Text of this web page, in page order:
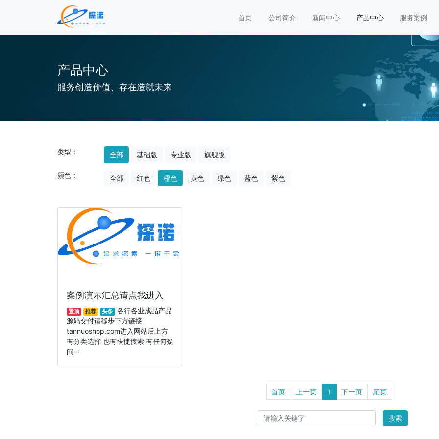
首页 公司简介 新闻中心 产品中心 服务案例
产品中心
服务创造价值、存在造就未来
类型： 全部 基础版 专业版 旗舰版
颜色： 全部 红色 橙色 黄色 绿色 蓝色 紫色
案例演示汇总请点我进入
置顶 推荐 头条 各行各业成品产品
源码交付请移步下方链接
tannuoshop.com进入网站后上方
有分类选择 也有快捷搜索 有任何疑
问···
首页 上一页 1 下一页 尾页
搜索